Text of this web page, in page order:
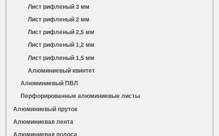
Лист рифленый 3 мм
Лист рифленый 2 мм
Лист рифленый 2,5 мм
Лист рифленый 1,2 мм
Лист рифленый 1,5 мм
Алюминиевый квинтет
Алюминиевый ПВЛ
Перфорированные алюминиевые листы
Алюминиевый пруток
Алюминиевая лента
Алюминиевая полоса